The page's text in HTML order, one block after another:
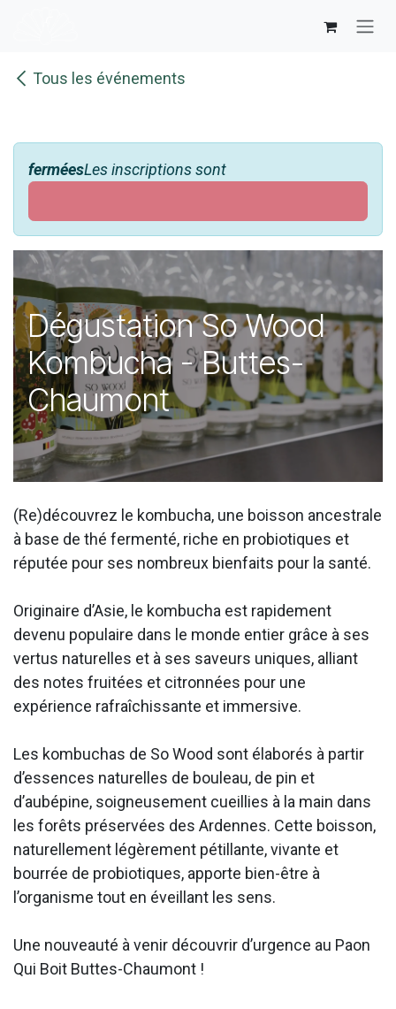
Tous les événements
ferméesLes inscriptions sont
Dégustation So Wood
Kombucha - Buttes-
Chaumont
(Re)découvrez le kombucha, une boisson ancestrale
à base de thé fermenté, riche en probiotiques et
réputée pour ses nombreux bienfaits pour la santé.
Originaire d’Asie, le kombucha est rapidement
devenu populaire dans le monde entier grâce à ses
vertus naturelles et à ses saveurs uniques, alliant
des notes fruitées et citronnées pour une
expérience rafraîchissante et immersive.
Les kombuchas de So Wood sont élaborés à partir
d’essences naturelles de bouleau, de pin et
d’aubépine, soigneusement cueillies à la main dans
les forêts préservées des Ardennes. Cette boisson,
naturellement légèrement pétillante, vivante et
bourrée de probiotiques, apporte bien-être à
l’organisme tout en éveillant les sens.
Une nouveauté à venir découvrir d’urgence au Paon
Qui Boit Buttes-Chaumont !